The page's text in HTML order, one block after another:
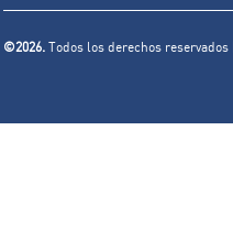
©2026.Todos los derechos reservados |